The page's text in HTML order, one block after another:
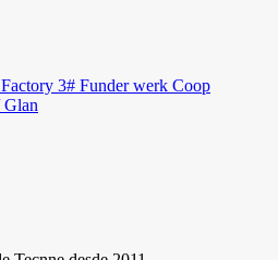
3# Funder werk Coop
Glan